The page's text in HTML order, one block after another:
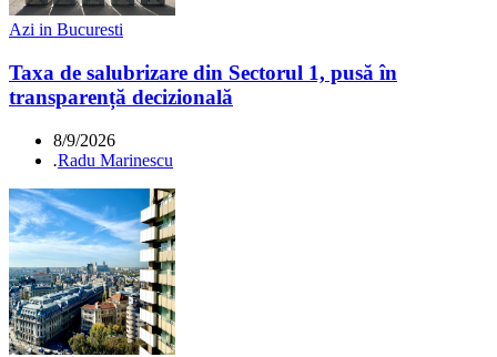
Azi in Bucuresti
Taxa de salubrizare din Sectorul 1, pusă în
transparență decizională
8/9/2026
.Radu Marinescu